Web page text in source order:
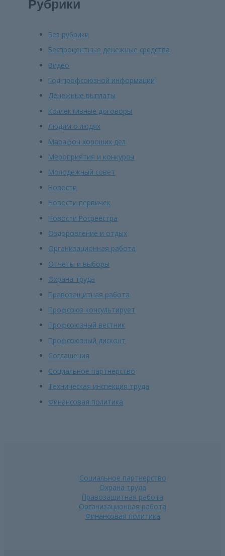
Рубрики
Без рубрики
Беспроцентные денежные средства
Видео
Год профсоюзной информации
Денежные выплаты
Коллективные договоры
Людям о людях
Марафон хороших дел
Мероприятия и конкурсы
Молодежный совет
Новости
Новости первичек
Новости Росреестра
Оздоровление и отдых
Организационная работа
Отчеты и выборы
Охрана труда
Правозащитная работа
Профсоюз консультирует
Профсоюзный вестник
Профсоюзный дисконт
Соглашения
Социальное партнерство
Техническая инспекция труда
Финансовая политика
Социальное партнерство
Охрана труда
Правозащитная работа
Организационная работа
Финансовая политика